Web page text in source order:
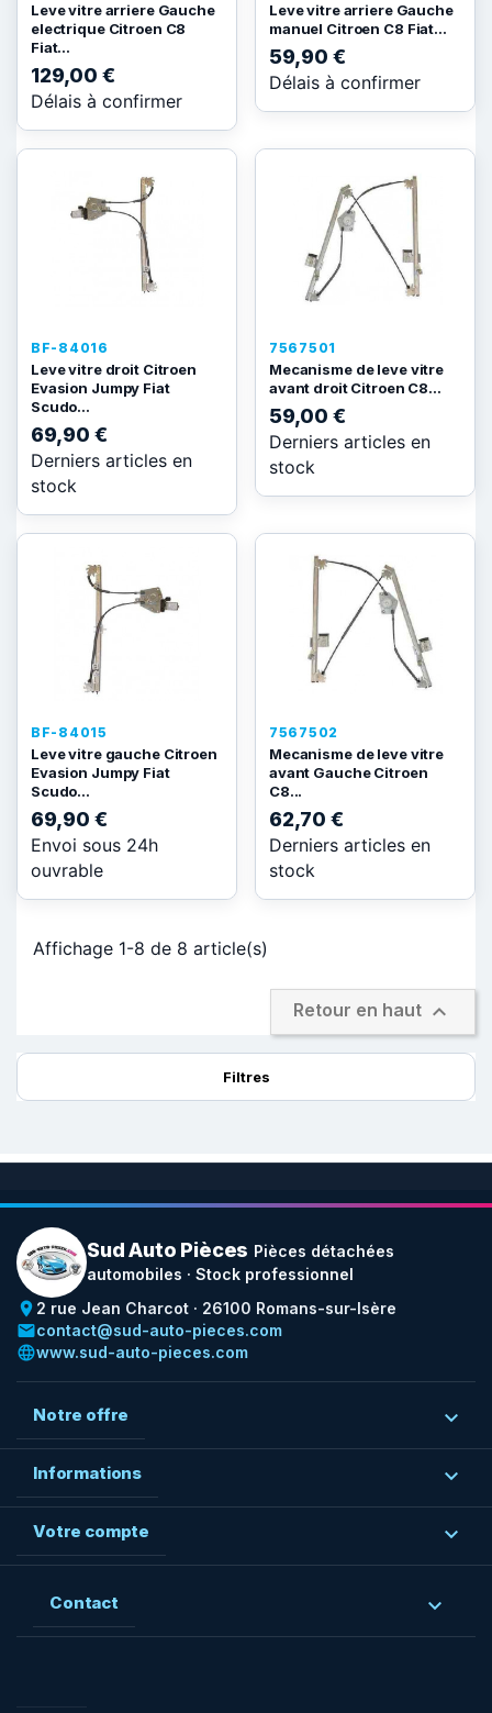
Leve vitre arriere Gauche
electrique Citroen C8
Fiat...
129,00 €
Délais à confirmer
Leve vitre arriere Gauche
manuel Citroen C8 Fiat...
59,90 €
Délais à confirmer
BF-84016
Leve vitre droit Citroen
Evasion Jumpy Fiat
Scudo...
69,90 €
Derniers articles en
stock
7567501
Mecanisme de leve vitre
avant droit Citroen C8...
59,00 €
Derniers articles en
stock
BF-84015
Leve vitre gauche Citroen
Evasion Jumpy Fiat
Scudo...
69,90 €
Envoi sous 24h
ouvrable
7567502
Mecanisme de leve vitre
avant Gauche Citroen
C8...
62,70 €
Derniers articles en
stock
Affichage 1-8 de 8 article(s)
Retour en haut 
Filtres
Sud Auto Pièces Pièces détachées
automobiles · Stock professionnel
place 2 rue Jean Charcot · 26100 Romans-sur-Isère
emailcontact@sud-auto-pieces.com
languagewww.sud-auto-pieces.com
Notre offre 
Informations 
Votre compte 
Contact 